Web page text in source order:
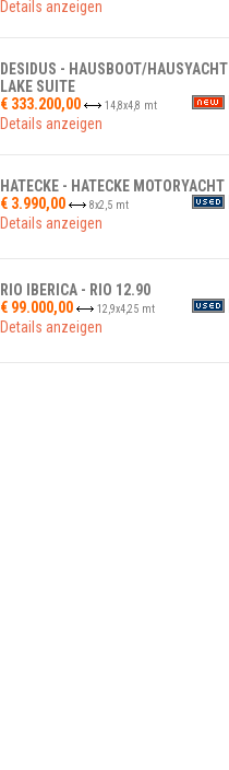
Details anzeigen
DESIDUS - HAUSBOOT/HAUSYACHT
LAKE SUITE
€ 333.200,00
14,8x4,8 mt
Details anzeigen
HATECKE - HATECKE MOTORYACHT
€ 3.990,00
8x2,5 mt
Details anzeigen
RIO IBERICA - RIO 12.90
€ 99.000,00
12,9x4,25 mt
Details anzeigen